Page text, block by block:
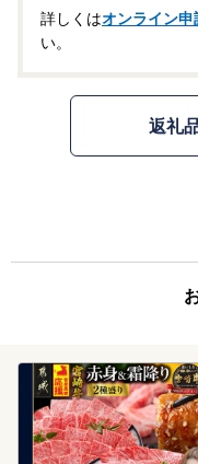
詳しくはオンライン
い。
返礼